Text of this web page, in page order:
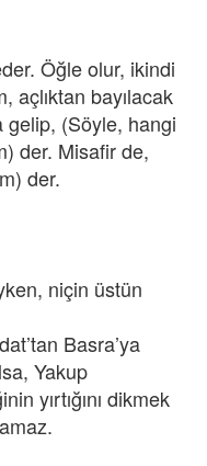
Öğle olur, ikindi
açlıktan bayılacak
gelip, (Söyle, hangi
der. Misafir de,
der.
niçin üstün
Basra’ya
Yakup
yırtığını dikmek